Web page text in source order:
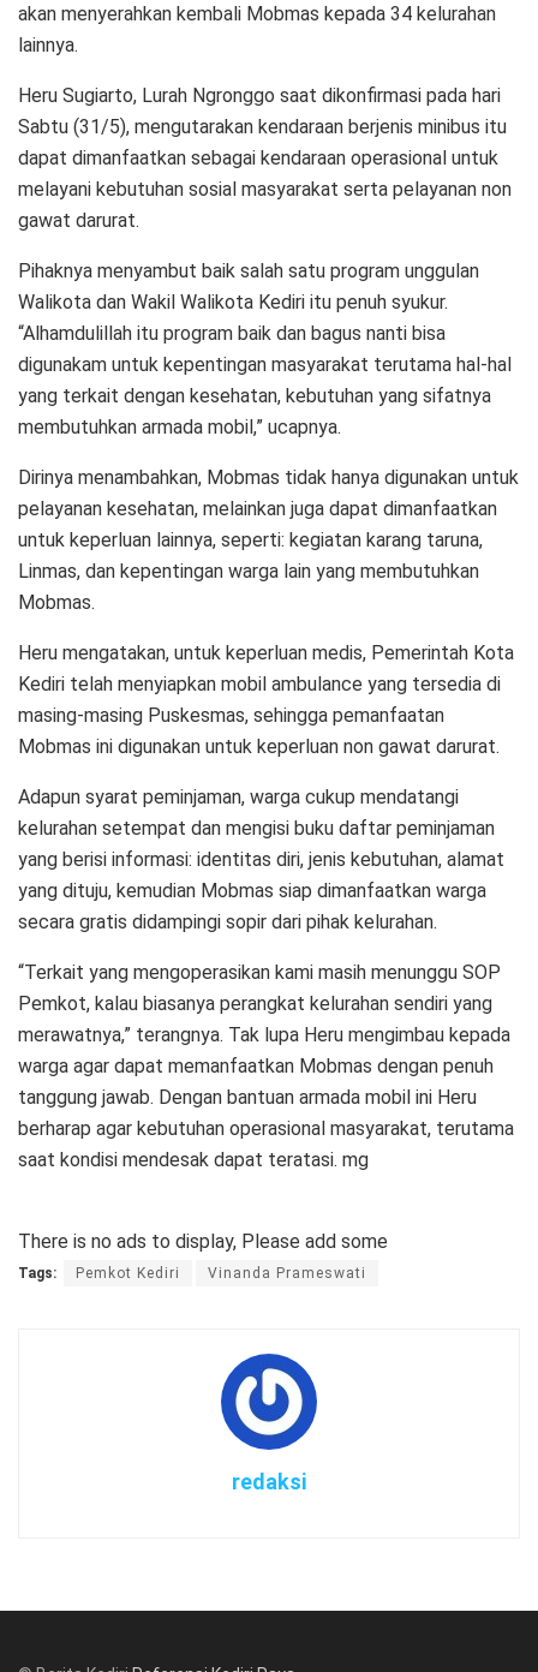
akan menyerahkan kembali Mobmas kepada 34 kelurahan
lainnya.
Heru Sugiarto, Lurah Ngronggo saat dikonfirmasi pada hari
Sabtu (31/5), mengutarakan kendaraan berjenis minibus itu
dapat dimanfaatkan sebagai kendaraan operasional untuk
melayani kebutuhan sosial masyarakat serta pelayanan non
gawat darurat.
Pihaknya menyambut baik salah satu program unggulan
Walikota dan Wakil Walikota Kediri itu penuh syukur.
“Alhamdulillah itu program baik dan bagus nanti bisa
digunakam untuk kepentingan masyarakat terutama hal-hal
yang terkait dengan kesehatan, kebutuhan yang sifatnya
membutuhkan armada mobil,” ucapnya.
Dirinya menambahkan, Mobmas tidak hanya digunakan untuk
pelayanan kesehatan, melainkan juga dapat dimanfaatkan
untuk keperluan lainnya, seperti: kegiatan karang taruna,
Linmas, dan kepentingan warga lain yang membutuhkan
Mobmas.
Heru mengatakan, untuk keperluan medis, Pemerintah Kota
Kediri telah menyiapkan mobil ambulance yang tersedia di
masing-masing Puskesmas, sehingga pemanfaatan
Mobmas ini digunakan untuk keperluan non gawat darurat.
Adapun syarat peminjaman, warga cukup mendatangi
kelurahan setempat dan mengisi buku daftar peminjaman
yang berisi informasi: identitas diri, jenis kebutuhan, alamat
yang dituju, kemudian Mobmas siap dimanfaatkan warga
secara gratis didampingi sopir dari pihak kelurahan.
“Terkait yang mengoperasikan kami masih menunggu SOP
Pemkot, kalau biasanya perangkat kelurahan sendiri yang
merawatnya,” terangnya. Tak lupa Heru mengimbau kepada
warga agar dapat memanfaatkan Mobmas dengan penuh
tanggung jawab. Dengan bantuan armada mobil ini Heru
berharap agar kebutuhan operasional masyarakat, terutama
saat kondisi mendesak dapat teratasi. mg
There is no ads to display, Please add some
Tags: Pemkot Kediri Vinanda Prameswati
redaksi